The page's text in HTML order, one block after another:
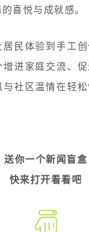
喜悦与成就感。
居民体验到手工
进家庭交流、
与社区温情在轻
送你一个新闻盲盒
快来打开看看吧